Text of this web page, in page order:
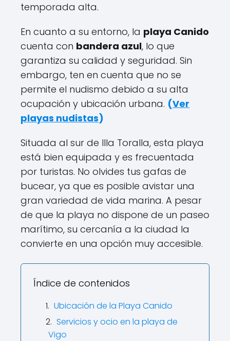
temporada alta.
En cuanto a su entorno, la playa Canido
cuenta con bandera azul, lo que
garantiza su calidad y seguridad. Sin
embargo, ten en cuenta que no se
permite el nudismo debido a su alta
ocupación y ubicación urbana. (Ver
playas nudistas)
Situada al sur de Illa Toralla, esta playa
está bien equipada y es frecuentada
por turistas. No olvides tus gafas de
bucear, ya que es posible avistar una
gran variedad de vida marina. A pesar
de que la playa no dispone de un paseo
marítimo, su cercanía a la ciudad la
convierte en una opción muy accesible.
Índice de contenidos
Ubicación de la Playa Canido
Servicios y ocio en la playa de
Vigo